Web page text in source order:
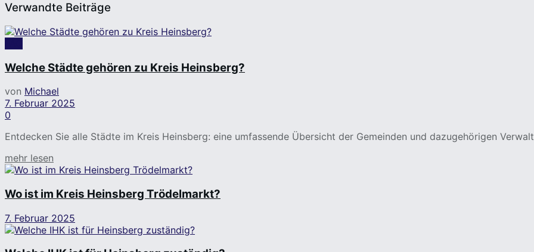
Verwandte Beiträge
Welche Städte gehören zu Kreis Heinsberg?
von Michael
7. Februar 2025
0
Entdecken Sie alle Städte im Kreis Heinsberg: eine umfassende Übersicht der Gemeinden und dazugehörigen
mehr lesen
Wo ist im Kreis Heinsberg Trödelmarkt?
7. Februar 2025